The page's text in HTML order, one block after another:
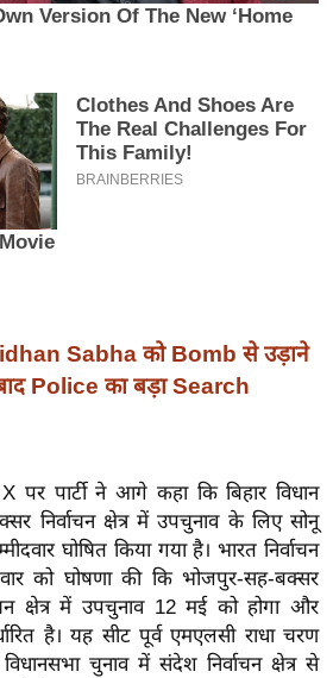
Sabha को Bomb से उड़ाने
Police का बड़ा Search
पर पार्टी ने आगे कहा कि बिहार विधान
निर्वाचन क्षेत्र में उपचुनाव के लिए सोनू
घोषित किया गया है। भारत निर्वाचन
को घोषणा की कि भोजपुर-सह-बक्सर
क्षेत्र में उपचुनाव 12 मई को होगा और
है। यह सीट पूर्व एमएलसी राधा चरण
चुनाव में संदेश निर्वाचन क्षेत्र से